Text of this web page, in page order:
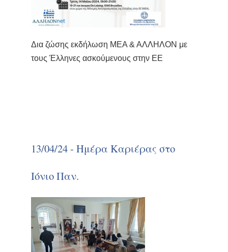
Δια ζώσης εκδήλωση ΜΕΑ & ΑΛΛΗΛΟΝ με
τους Έλληνες ασκούμενους στην ΕΕ
13/04/24 - Ημέρα Καριέρας στο
Ιόνιο Παν.